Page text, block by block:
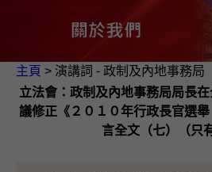
主頁 > 演講詞 - 政制及內地事務局
立法會：政制及內地事務局局長
議修正《２０１０年行政長官選
言全文（七）（只